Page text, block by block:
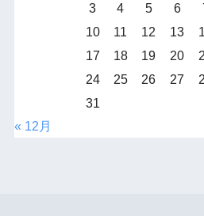
3
4 5 6
10
11 12 13
17
18 19 20
24
25 26 27
31
« 12月